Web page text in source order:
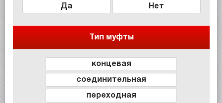
Да Нет
Тип муфты
концевая
соединительная
переходная